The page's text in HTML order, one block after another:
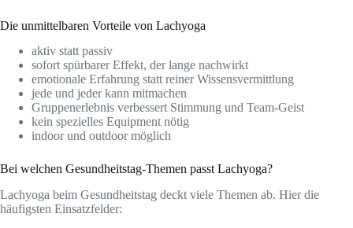
Die unmittelbaren Vorteile von Lachyoga
aktiv statt passiv
sofort spürbarer Effekt, der lange nachwirkt
emotionale Erfahrung statt reiner Wissensvermittlung
jede und jeder kann mitmachen
Gruppenerlebnis verbessert Stimmung und Team-Geist
kein spezielles Equipment nötig
indoor und outdoor möglich
Bei welchen Gesundheitstag-Themen passt Lachyoga?
Lachyoga beim Gesundheitstag deckt viele Themen ab. Hier die
häufigsten Einsatzfelder: